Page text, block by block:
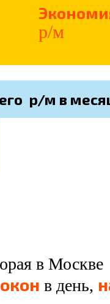
р/м
р/м в
в Москве
в день,